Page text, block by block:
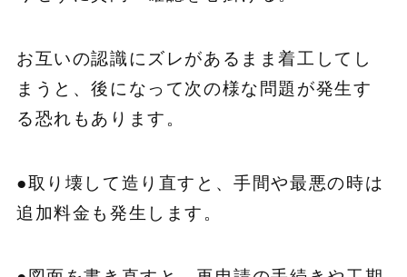
お互いの認識にズレがあるまま着工してし
まうと、後になって次の様な問題が発生す
る恐れもあります。
●取り壊して造り直すと、手間や最悪の時は
追加料金も発生します。